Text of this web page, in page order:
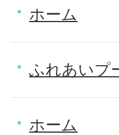
ホーム
ふれあいプ
ホーム